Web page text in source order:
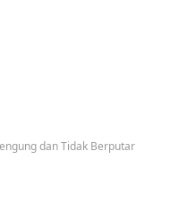
dan Tidak Berputar